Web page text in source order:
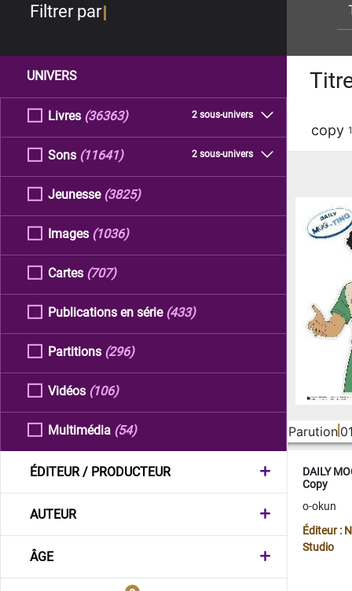
Filtrer par
UNIVERS
Livres 2 sous-univers
(36363)
Sons 2 sous-univers
(11641)
Jeunesse (3825)
Images (1036)
Cartes (707)
Publications en série (433)
Partitions (296)
Vidéos (106)
Multimédia (54)
ÉDITEUR / PRODUCTEUR
AUTEUR
ÂGE
copy
Parution
DAILY
Copy
o-okun
Éditeur :
Studio